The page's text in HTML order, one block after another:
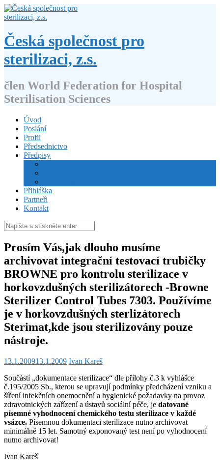
Přejít
k
webu
Česká společnost pro
sterilizaci, z.s.
člen World Federation for Hospital
Sterilisation Sciences
Úvod
Poslání
Profil
Předsednictvo
Předpisy
Přihláška
Partneři
Kontakt
Hledat:
Prosím Vás,jak dlouho musíme
archivovat integrační testovací trubičky
BROWNE pro kontrolu sterilizace v
horkovzdušných sterilizátorech -Browne
Sterilizer Control Tubes 7303. Používíme
je v horkovzdušných sterlizátorech
Sterimat,kde jsou sterilizovány pouze
nástroje.
13.1.200913.1.2009 Ivan Kareš
Součástí „dokumentace sterilizace“ dle přílohy č.3 k vyhlášce
č.195/2005 Sb., kterou se upravují podmínky předcházení vzniku a
šíření infekčních onemocnění a hygienické požadavky na provoz
zdravotnických zařízení a ústavů sociální péče, je datované
písemné vyhodnocení chemického testu sterilizace v každé
vsázce. Písemnou dokumentaci sterilizace nutno archivovat
minimálně 15 let. Samotný exponovaný test není po vyhodnocení
nutno archivovat!
Ivan Kareš